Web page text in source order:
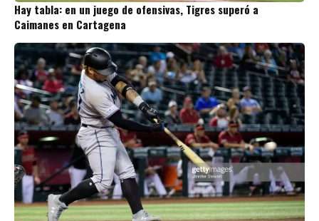
Hay tabla: en un juego de ofensivas, Tigres superó a
Caimanes en Cartagena